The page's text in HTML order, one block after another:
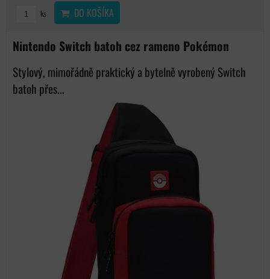
ks DO KOŠÍKA
Nintendo Switch batoh cez rameno Pokémon
Stylový, mimořádně praktický a bytelně vyrobený Switch
batoh přes...